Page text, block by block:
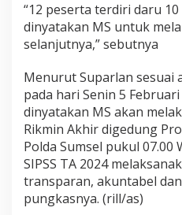
“12 peserta terdiri daru
dinyatakan MS untuk
selanjutnya,” sebutnya
Menurut Suparlan sesuai
pada hari Senin 5
dinyatakan MS akan
Rikmin Akhir digedung
Polda Sumsel pukul 07.00
SIPSS TA 2024
transparan, akuntabel
pungkasnya. (rill/as)